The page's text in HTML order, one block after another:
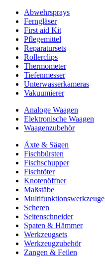
Abwehrsprays
Ferngläser
First aid Kit
Pflegemittel
Reparatursets
Rollerclips
Thermometer
Tiefenmesser
Unterwasserkameras
Vakuumierer
Analoge Waagen
Elektronische Waagen
Waagenzubehör
Äxte & Sägen
Fischbürsten
Fischschupper
Fischtöter
Knotenöffner
Maßstäbe
Multifunktionswerkzeuge
Scheren
Seitenschneider
Spaten & Hämmer
Werkzeugsets
Werkzeugzubehör
Zangen & Feilen